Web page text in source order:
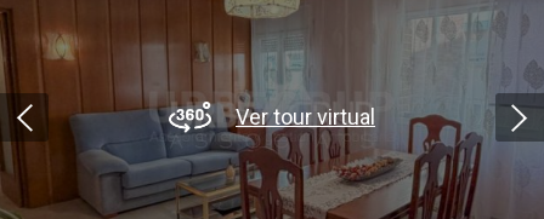
Ver tour virtual
Modificar cookies
Técnicas y funcionales
Siempre activas